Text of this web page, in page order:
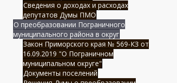
Сведения о доходах и расходах
депутатов Думы ПМО
О преобразовании Пограничного
муниципального района в округ
Закон Приморского края № 569-КЗ от
16.09.2019 "О Пограничном
муниципальном округе"
Документы поселений